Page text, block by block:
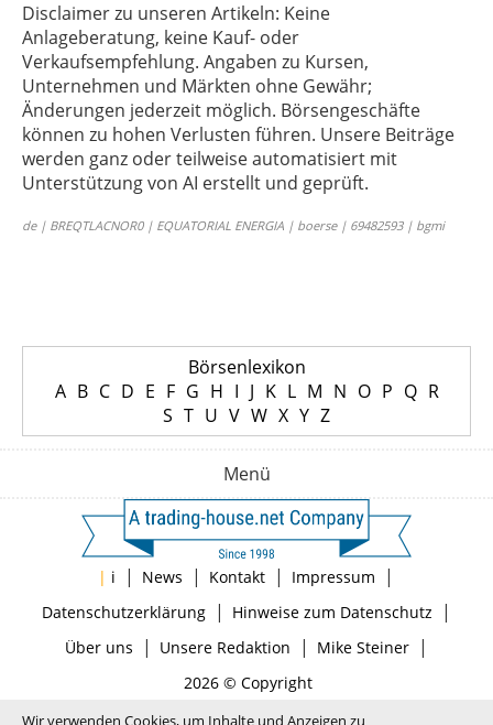
Disclaimer zu unseren Artikeln: Keine
Anlageberatung, keine Kauf- oder
Verkaufsempfehlung. Angaben zu Kursen,
Unternehmen und Märkten ohne Gewähr;
Änderungen jederzeit möglich. Börsengeschäfte
können zu hohen Verlusten führen. Unsere Beiträge
werden ganz oder teilweise automatisiert mit
Unterstützung von AI erstellt und geprüft.
de | BREQTLACNOR0 | EQUATORIAL ENERGIA | boerse | 69482593 | bgmi
Börsenlexikon
A B C D E F G H I J K L M N O P Q R
S T U V W X Y Z
Menü
| i | News | Kontakt | Impressum |
Datenschutzerklärung| Hinweise zum Datenschutz |
Über uns | Unsere Redaktion | Mike Steiner|
2026 © Copyright
Wir verwenden Cookies, um Inhalte und Anzeigen zu